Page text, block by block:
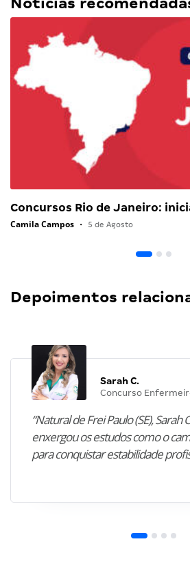
Concursos Rio de Janeiro:
Camila Campos • 5 de Agosto
Depoimentos
Sarah C.
Concurso
“Natural de Frei Paulo (SE), Sarah
enxergou os estudos como o
para conquistar estabilidade